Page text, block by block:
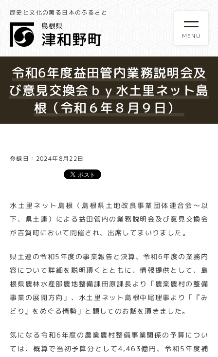
歴史と文化の薫る日本のふるさと
令和6年度益田管内業務説明会及
び意見交換会ｂｙ水土里ネット島
根（令和６年８月９日）
登録日：2024年8月22日
水土里ネット島根（島根県土地改良事業団体連合会～以
下、県土連）による益田管内の業務説明会及び意見交換会
が吉賀町において開催され、出席してまいりました。
県土連の令和5年度の事業報告と決算、令和6年度の業務内
容について詳細を説明頂くとともに、情報提供として、島
根県農林水産部農地整備課田原課長より「農業農村の整備
事業の展開方向」、水土里ネット島根中尾理事より「『み
どり』をめぐる情勢」と題してのお話を頂きました。
気になる令和6年度の農業農村整備事業関係の予算につい
ては、概算で当初予算分として4,463億円、令和5年度補